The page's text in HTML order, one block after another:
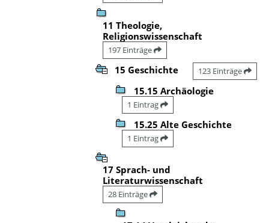
11 Theologie,
Religionswissenschaft
197 Einträge
15 Geschichte 123 Einträge
15.15 Archäologie
1 Eintrag
15.25 Alte Geschichte
1 Eintrag
17 Sprach- und
Literaturwissenschaft
28 Einträge